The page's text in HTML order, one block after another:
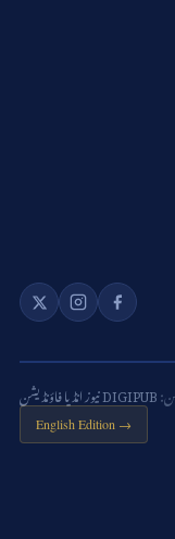
DIGIPUB نیوز انڈیا فاؤنڈیشن
English Edition →